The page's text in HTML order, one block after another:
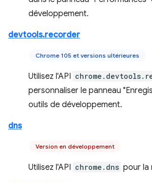
développement.
devtools.recorder
Chrome 105 et versions ultérieures
Utilisez l'API
personnaliser le panneau
outils de développement.
dns
Version en développement
Utilisez l'API chrome.dns pour la